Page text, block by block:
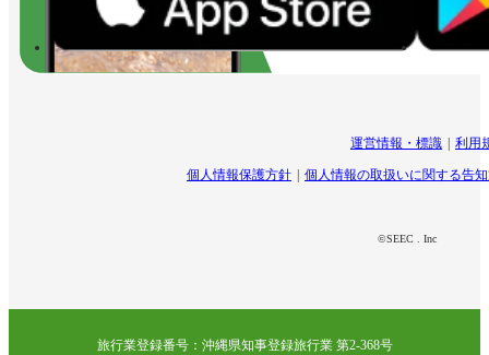
運営情報・標識 利用
個人情報保護方針 個人情報の取扱いに関する告
©SEEC . Inc
旅行業登録番号：沖縄県知事登録旅行業 第2-368号